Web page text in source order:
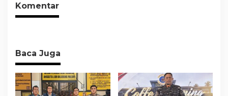
Komentar
Baca Juga